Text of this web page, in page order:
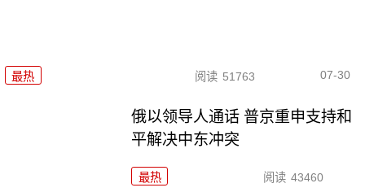
最热 阅读 51763 07-30
俄以领导人通话 普京重申支持和
平解决中东冲突
最热 阅读 43460